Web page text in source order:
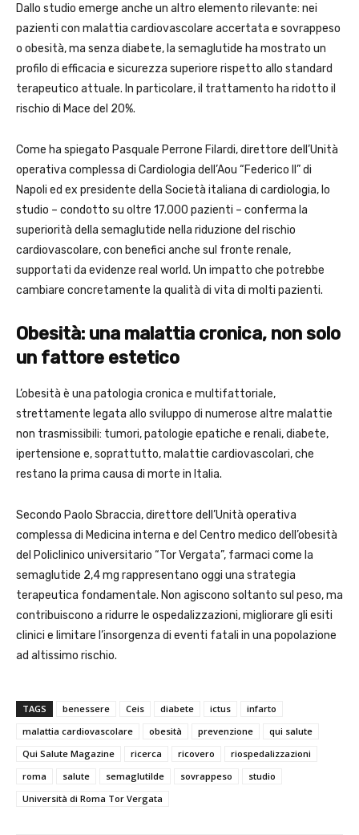
Dallo studio emerge anche un altro elemento rilevante: nei
pazienti con malattia cardiovascolare accertata e sovrappeso
o obesità, ma senza diabete, la semaglutide ha mostrato un
profilo di efficacia e sicurezza superiore rispetto allo standard
terapeutico attuale. In particolare, il trattamento ha ridotto il
rischio di Mace del 20%.
Come ha spiegato Pasquale Perrone Filardi, direttore dell’Unità
operativa complessa di Cardiologia dell’Aou “Federico II” di
Napoli ed ex presidente della Società italiana di cardiologia, lo
studio – condotto su oltre 17.000 pazienti – conferma la
superiorità della semaglutide nella riduzione del rischio
cardiovascolare, con benefici anche sul fronte renale,
supportati da evidenze real world. Un impatto che potrebbe
cambiare concretamente la qualità di vita di molti pazienti.
Obesità: una malattia cronica, non solo
un fattore estetico
L’obesità è una patologia cronica e multifattoriale,
strettamente legata allo sviluppo di numerose altre malattie
non trasmissibili: tumori, patologie epatiche e renali, diabete,
ipertensione e, soprattutto, malattie cardiovascolari, che
restano la prima causa di morte in Italia.
Secondo Paolo Sbraccia, direttore dell’Unità operativa
complessa di Medicina interna e del Centro medico dell’obesità
del Policlinico universitario “Tor Vergata”, farmaci come la
semaglutide 2,4 mg rappresentano oggi una strategia
terapeutica fondamentale. Non agiscono soltanto sul peso, ma
contribuiscono a ridurre le ospedalizzazioni, migliorare gli esiti
clinici e limitare l’insorgenza di eventi fatali in una popolazione
ad altissimo rischio.
TAGS benessere Ceis diabete ictus
infarto
malattia cardiovascolare
obesità prevenzione
qui salute
Qui Salute Magazine
ricerca ricovero
riospedalizzazioni
roma
salute semaglutilde sovrappeso
studio
Università di Roma Tor Vergata